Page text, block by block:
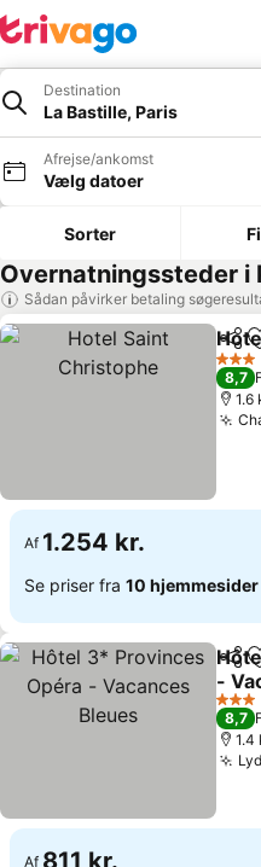
Destination
La Bastille, Paris
Afrejse/ankomst
Vælg datoer
Sorter
Overnatningssteder i
Sådan påvirker betaling
Del
3
8,7
1.6
Af 1.254 kr.
Se priser fra 10 hjemmesider
Del
-
3
8,7
1.4
Af 811 kr.